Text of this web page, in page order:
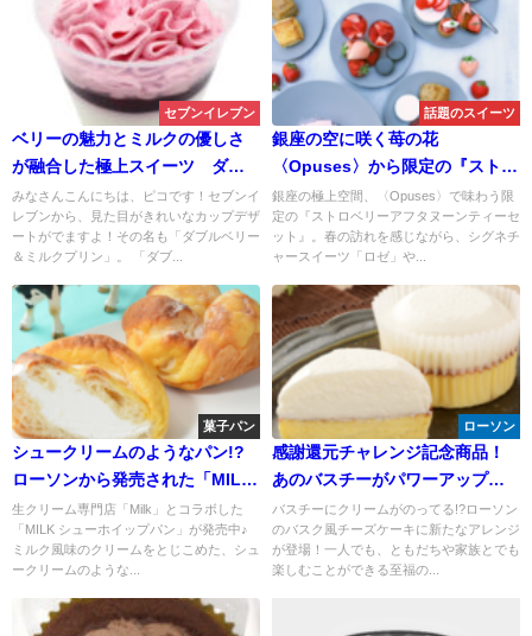
セブンイレブン
ベリーの魅力とミルクの優しさ
が融合した極上スイーツ ダブ
ルベリー＆ミルクプリン
みなさんこんにちは、ピコです！セブンイ
レブンから、見た目がきれいなカップデザ
ートがでますよ！その名も「ダブルベリー
＆ミルクプリン」。 「ダブ...
話題のスイーツ
銀座の空に咲く苺の花
〈Opuses〉から限定の『ストロ
ベリーアフタヌーンティーセッ
ト』が登場！春の贅沢なひとと
きを楽しもう
銀座の極上空間、〈Opuses〉で味わう限
定の『ストロベリーアフタヌーンティーセ
ット』。春の訪れを感じながら、シグネチ
ャースイーツ「ロゼ」や...
菓子パン
シュークリームのようなパン!?
ローソンから発売された「MILK
シューホイップパン」
生クリーム専門店「Milk」とコラボした
「MILK シューホイップパン」が発売中♪
ミルク風味のクリームをとじこめた、シュ
ークリームのような...
ローソン
感謝還元チャレンジ記念商品！
あのバスチーがパワーアップし
て帰ってきた！
バスチーにクリームがのってる!?ローソン
のバスク風チーズケーキに新たなアレンジ
が登場！一人でも、ともだちや家族とでも
楽しむことができる至福の...